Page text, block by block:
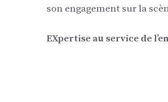
son engagement sur la
EXpertise au service de